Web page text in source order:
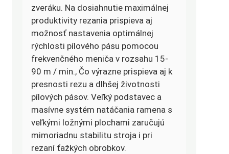
zveráku. Na dosiahnutie maximálnej
produktivity rezania prispieva aj
možnosť nastavenia optimálnej
rýchlosti pílového pásu pomocou
frekvenčného meniča v rozsahu 15-
90 m / min., Čo výrazne prispieva aj k
presnosti rezu a dlhšej životnosti
pílových pásov. Veľký podstavec a
masívne systém natáčania ramena s
veľkými ložnými plochami zaručujú
mimoriadnu stabilitu stroja i pri
rezaní ťažkých obrobkov.